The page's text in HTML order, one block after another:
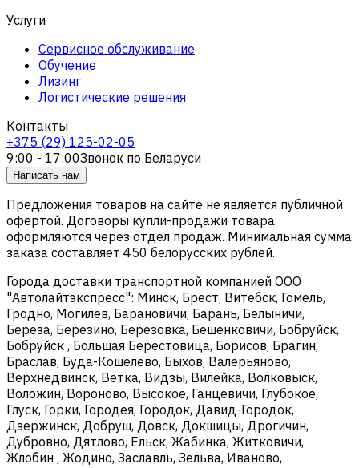
Услуги
Сервисное обслуживание
Обучение
Лизинг
Логистические решения
Контакты
+375 (29) 125-02-05
9:00 - 17:00Звонок по Беларуси
Написать нам
Предложения товаров на сайте не является публичной
офертой. Договоры купли-продажи товара
оформляются через отдел продаж. Минимальная сумма
заказа составляет 450 белорусских рублей.
Города доставки транспортной компанией ООО
"Автолайтэкспресс": Минск, Брест, Витебск, Гомель,
Гродно, Могилев, Барановичи, Барань, Белыничи,
Береза, Березино, Березовка, Бешенковичи, Бобруйск,
Бобруйск , Большая Берестовица, Борисов, Брагин,
Браслав, Буда-Кошелево, Быхов, Валерьяново,
Верхнедвинск, Ветка, Видзы, Вилейка, Волковыск,
Воложин, Вороново, Высокое, Ганцевичи, Глубокое,
Глуск, Горки, Городея, Городок, Давид-Городок,
Дзержинск, Добруш, Довск, Докшицы, Дрогичин,
Дубровно, Дятлово, Ельск, Жабинка, Житковичи,
Жлобин , Жодино, Заславль, Зельва, Иваново,